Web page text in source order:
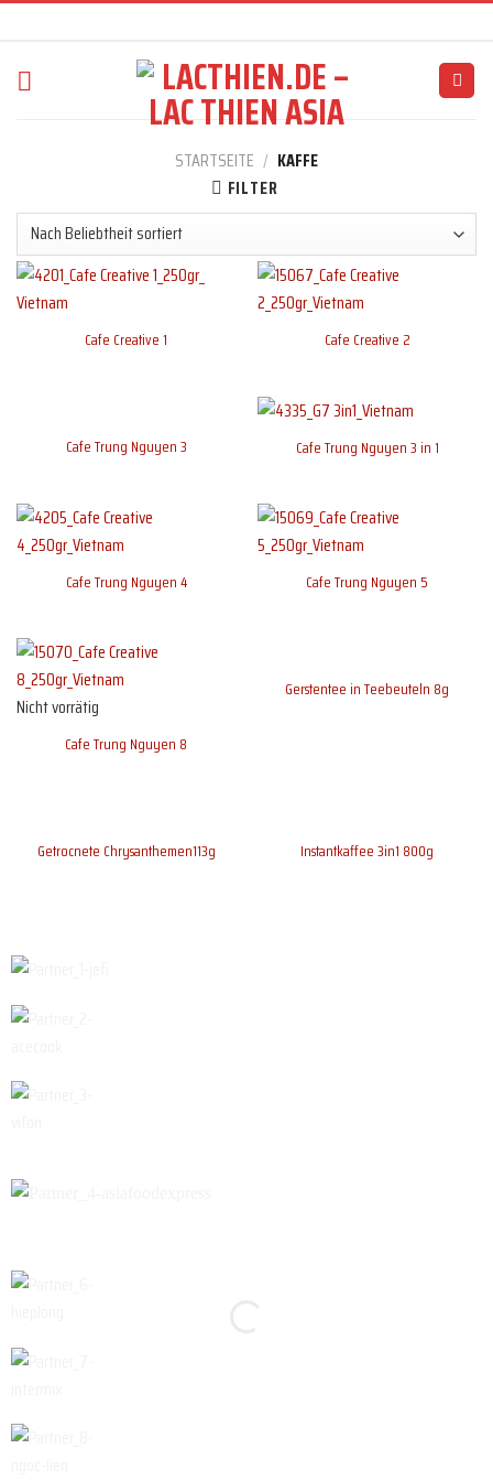
content
STARTSEITE / KAFFE
FILTER
Cafe Creative 1 Cafe Creative 2
Cafe Trung Nguyen 3 Cafe Trung Nguyen 3 in 1
Cafe Trung Nguyen 4 Cafe Trung Nguyen 5
Nicht vorrätig
Cafe Trung Nguyen 8
Gerstentee in Teebeuteln 8g
Getrocnete Chrysanthemen113g Instantkaffee 3in1 800g